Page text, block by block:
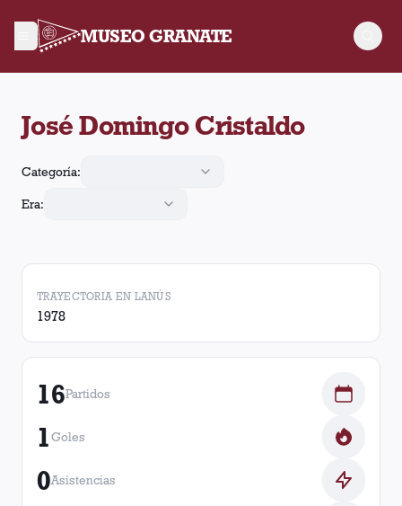
MUSEO GRANATE
José Domingo Cristaldo
Categoría:
Era:
TRAYECTORIA EN LANÚS
1978
16Partidos
1Goles
0Asistencias